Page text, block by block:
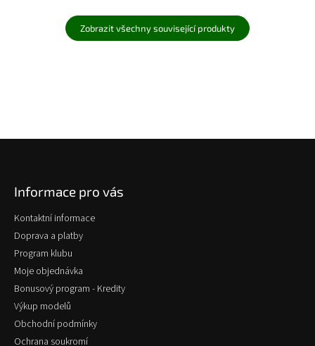
Zobrazit všechny související produkty
Informace pro vás
Kontaktní informace
Doprava a platby
Program klubu
Moje objednávka
Bonusový program - Kredity
Výkup modelů
Obchodní podmínky
Ochrana soukromí